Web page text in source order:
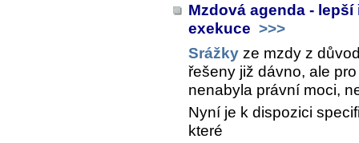
Mzdová agenda -
exekuce >>>
Srážky ze mzdy z
řešeny již dávno, ale
nenabyla právní moci,
Nyní je k dispozici
které